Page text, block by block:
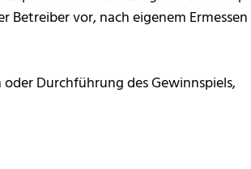
vor, nach eigenem
Durchführung des Gewinnspiels,